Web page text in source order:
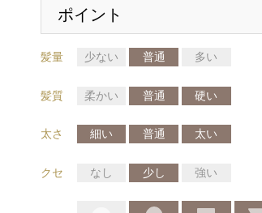
ポイント
髪量 少ない 普通 多い
髪質 柔かい 普通 硬い
太さ 細い 普通 太い
クセ なし 少し 強い